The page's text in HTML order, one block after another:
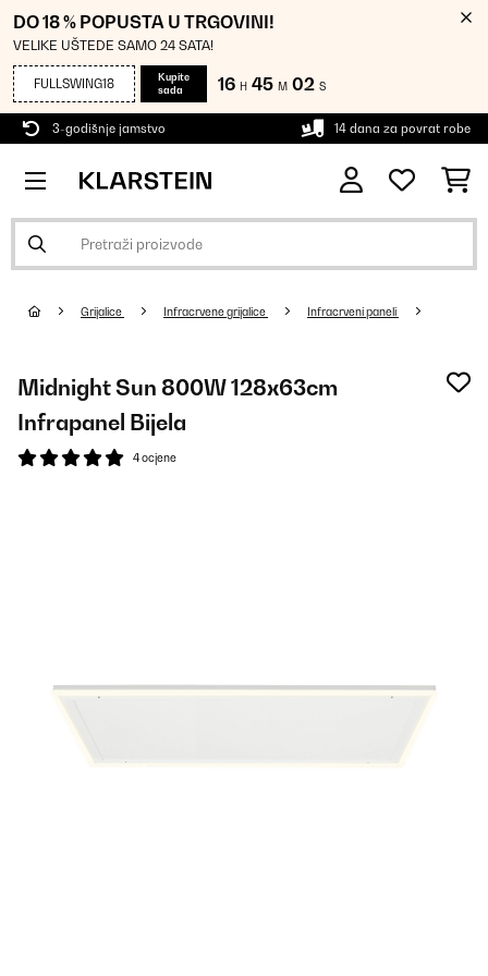
DO 18 % POPUSTA U TRGOVINI!
VELIKE UŠTEDE SAMO 24 SATA!
FULLSWING18
Kupite
sada
16 H 45 M 01 S
3-godišnje jamstvo 14 dana za povrat robe
Grijalice Infracrvene grijalice Infracrveni paneli
Midnight Sun 800W 128x63cm
Infrapanel Bijela
4 ocjene